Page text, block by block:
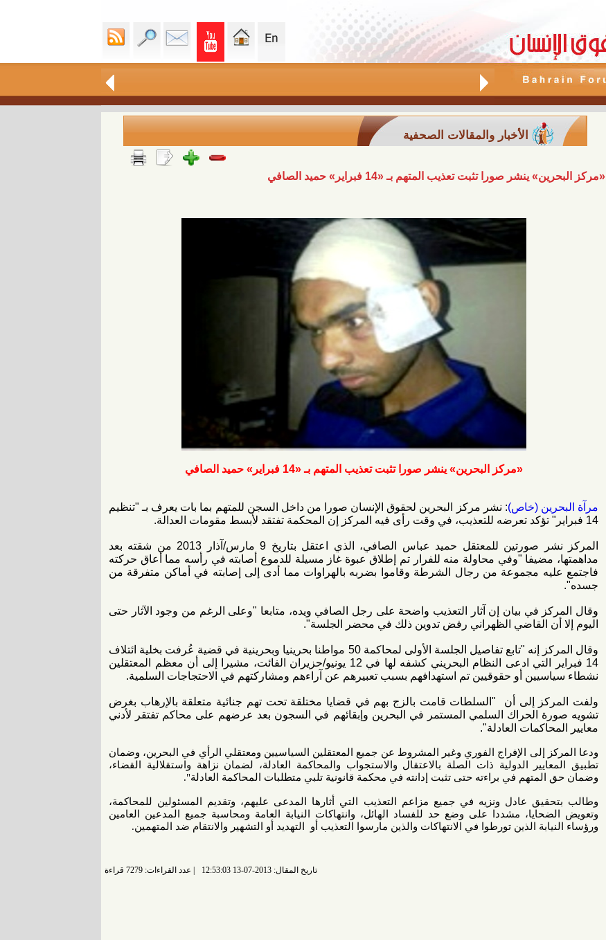
الأخبار والمقالات الصحفية
«مركز البحرين» ينشر صورا تثبت تعذيب المتهم بـ «14 فبراير» حميد الصافي
«مركز البحرين» ينشر صورا تثبت تعذيب المتهم بـ «14 فبراير» حميد الصافي
مرآة البحرين (خاص): نشر مركز البحرين لحقوق الإنسان صورا من داخل السجن للمتهم بما بات يعرف بـ "تنظيم
14 فبراير" تؤكد تعرضه للتعذيب، في وقت رأى فيه المركز إن المحكمة تفتقد لأبسط مقومات العدالة.
المركز نشر صورتين للمعتقل حميد عباس الصافي، الذي اعتقل بتاريخ 9 مارس/آذار 2013 من شقته بعد
مداهمتها، مضيفا "وفي محاولة منه للفرار تم إطلاق عبوة غاز مسيلة للدموع أصابته في رأسه مما أعاق حركته
فاجتمع عليه مجموعة من رجال الشرطة وقاموا بضربه بالهراوات مما أدى إلى إصابته في أماكن متفرقة من
جسده".
وقال المركز في بيان إن آثار التعذيب واضحة على رجل الصافي ويده، متابعا "وعلى الرغم من وجود الآثار حتى
اليوم إلا أن القاضي الظهراني رفض تدوين ذلك في محضر الجلسة".
وقال المركز إنه "تابع تفاصيل الجلسة الأولى لمحاكمة 50 مواطنا بحرينيا وبحرينية في قضية عُرفت بخلية ائتلاف
14 فبراير التي ادعى النظام البحريني كشفه لها في 12 يونيو/حزيران الفائت، مشيرا إلى أن معظم المعتقلين
نشطاء سياسيين أو حقوقيين تم استهدافهم بسبب تعبيرهم عن آراءهم ومشاركتهم في الاحتجاجات السلمية.
ولفت المركز إلى أن "السلطات قامت بالزج بهم في قضايا مختلقة تحت تهم جنائية متعلقة بالإرهاب بغرض
تشويه صورة الحراك السلمي المستمر في البحرين وإبقائهم في السجون بعد عرضهم على محاكم تفتقر لأدني
معايير المحاكمات العادلة".
ودعا المركز إلى الإفراج الفوري وغير المشروط عن جميع المعتقلين السياسيين ومعتقلي الرأي في البحرين، وضمان
تطبيق المعايير الدولية ذات الصلة بالاعتقال والاستجواب والمحاكمة العادلة، لضمان نزاهة واستقلالية القضاء،
وضمان حق المتهم في براءته حتى تثبت إدانته في محكمة قانونية تلبي متطلبات المحاكمة العادلة".
وطالب بتحقيق عادل ونزيه في جميع مزاعم التعذيب التي أثارها المدعى عليهم، وتقديم المسئولين للمحاكمة،
وتعويض الضحايا، مشددا على وضع حد للفساد الهائل، وانتهاكات النيابة العامة ومحاسبة جميع المدعين العامين
ورؤساء النيابة الذين تورطوا في الانتهاكات والذين مارسوا التعذيب أو التهديد أو التشهير والانتقام ضد المتهمين.
تاريخ المقال: 2013-07-13 12:53:03